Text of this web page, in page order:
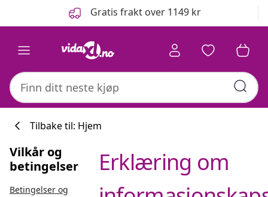
Gratis frakt over 1149 kr
Tilbake til: Hjem
Vilkår og
betingelser
Betingelser og
Erklæring om